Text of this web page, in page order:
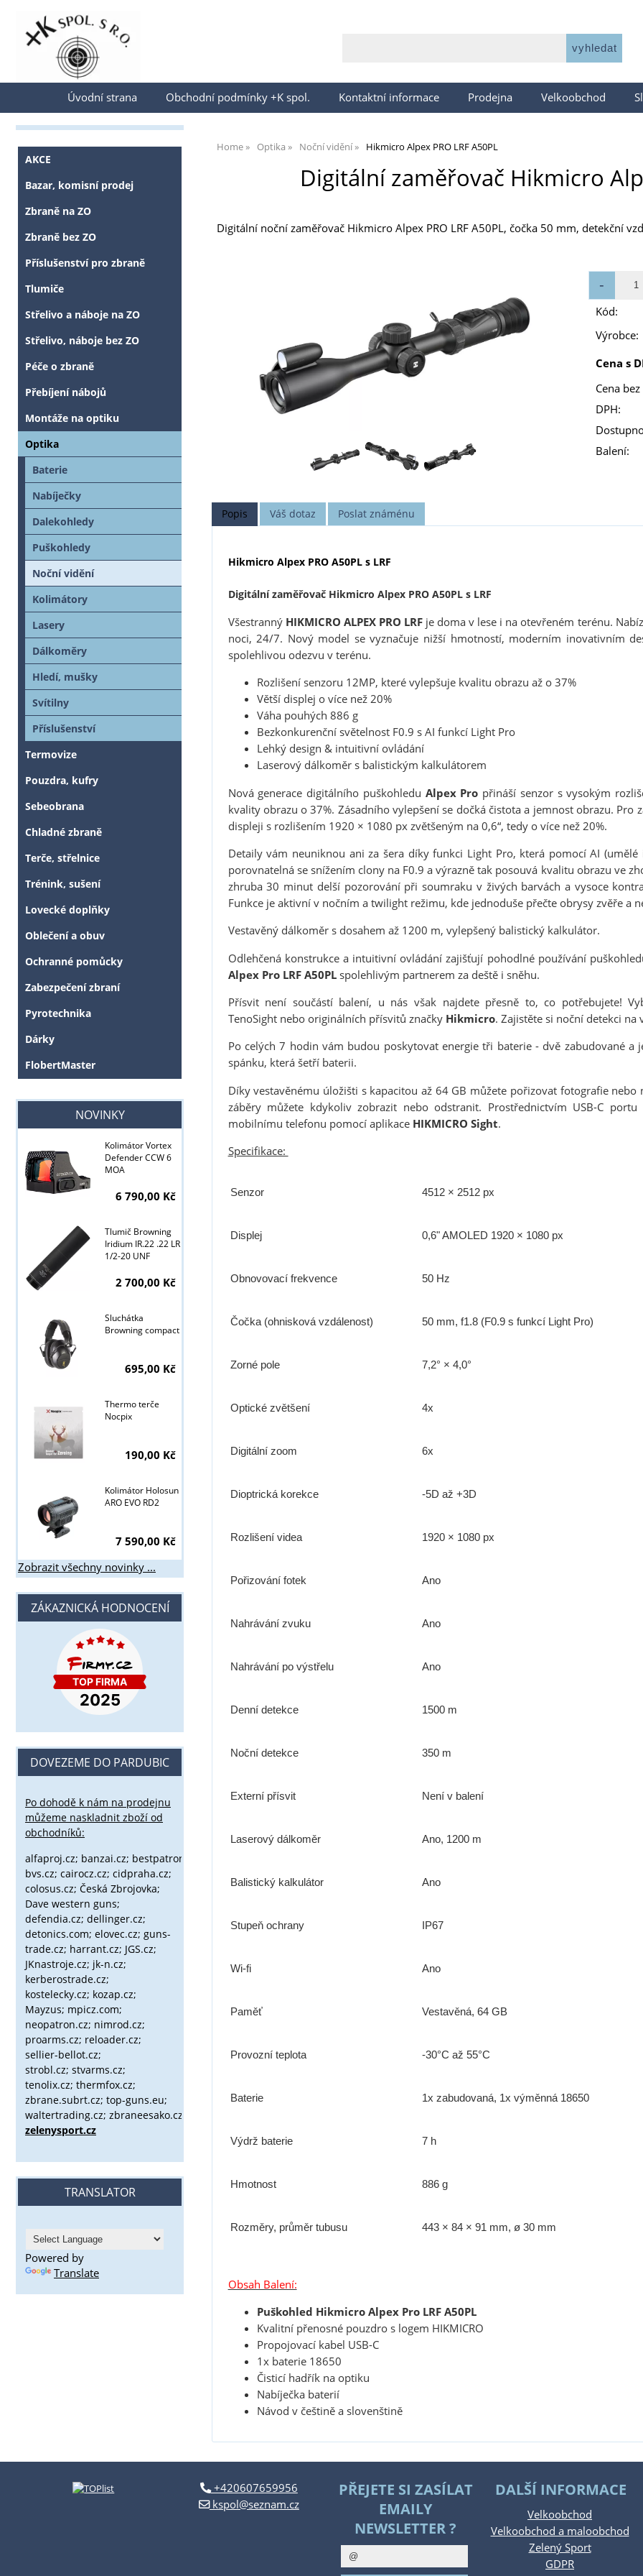
Přihlásit se
Úvodní strana Obchodní podmínky +K spol. Kontaktní informace Prodejna Velkoobchod
Home Optika Noční vidění Hikmicro Alpex PRO LRF A50PL
Digitální zaměřovač Hikmicro
Digitální noční zaměřovač Hikmicro Alpex PRO LRF A50PL, čočka 50 mm, detekční
Kód:
Výrobce:
Cena s
Cena
DPH:
Balení:
Popis Váš dotaz Poslat známénu
Hikmicro Alpex PRO A50PL s LRF
Digitální zaměřovač Hikmicro Alpex PRO A50PL s LRF
Všestranný HIKMICRO ALPEX PRO LRFje doma v lese i na otevřeném terénu.
noci, 24/7. Nový model se vyznačuje nižší hmotností, moderním inovativním
spolehlivou odezvu v terénu.
Rozlišení senzoru 12MP, které vylepšuje kvalitu obrazu až o 37%
Větší displej o více než 20%
Váha pouhých 886 g
Bezkonkurenční světelnost F0.9 s AI funkcí Light Pro
Lehký design & intuitivní ovládání
Laserový dálkoměr s balistickým kalkulátorem
Nová generace digitálního puškohledu Alpex Pro přináší senzor s vysokým
kvality obrazu o 37%. Zásadního vylepšení se dočká čistota a jemnost obrazu.
displeji s rozlišením 1920 × 1080 px zvětšeným na 0,6“, tedy o více než 20%.
Detaily vám neuniknou ani za šera díky funkci Light Pro, která pomocí AI
porovnatelná se snížením clony na F0.9 a výrazně tak posouvá kvalitu obrazu ve
zhruba 30 minut delší pozorování při soumraku v živých barvách a vysoce
Funkce je aktivní v nočním a twilight režimu, kde jednoduše přečte obrysy zvěře a
Vestavěný dálkoměr s dosahem až 1200 m, vylepšený balistický kalkulátor.
Odlehčená konstrukce a intuitivní ovládání zajišťují pohodlné používání
Alpex Pro LRF A50PLspolehlivým partnerem za deště i sněhu.
Přísvit není součástí balení, u nás však najdete přesně to, co potřebujete!
TenoSight nebo originálních přísvitů značky Hikmicro. Zajistěte si noční detekci na
Po celých 7 hodin vám budou poskytovat energie tři baterie - dvě zabudované
spánku, která šetří baterii.
Díky vestavěnému úložišti s kapacitou až 64 GB můžete pořizovat fotografie
záběry můžete kdykoliv zobrazit nebo odstranit. Prostřednictvím USB-C
mobilnímu telefonu pomocí aplikace HIKMICRO Sight.
Specifikace:
Senzor 4512 × 2512 px
Displej 0,6" AMOLED 1920 × 1080 px
Obnovovací frekvence 50 Hz
Čočka (ohnisková vzdálenost) 50 mm, f1.8 (F0.9 s funkcí Light Pro)
Zorné pole 7,2° × 4,0°
Optické zvětšení 4x
Digitální zoom 6x
Dioptrická korekce -5D až +3D
Rozlišení videa 1920 × 1080 px
Pořizování fotek Ano
Nahrávání zvuku Ano
Nahrávání po výstřelu Ano
Denní detekce 1500 m
Noční detekce 350 m
Externí přísvit Není v balení
Laserový dálkoměr Ano, 1200 m
Balistický kalkulátor Ano
Stupeň ochrany IP67
Wi-fi Ano
Paměť Vestavěná, 64 GB
Provozní teplota -30°C až 55°C
Baterie 1x zabudovaná, 1x výměnná 18650
Výdrž baterie 7 h
Hmotnost 886 g
Rozměry, průměr tubusu 443 × 84 × 91 mm, ø 30 mm
Obsah Balení:
Puškohled Hikmicro Alpex Pro LRF A50PL
Kvalitní přenosné pouzdro s logem HIKMICRO
Propojovací kabel USB-C
1x baterie 18650
Čisticí hadřík na optiku
Nabíječka baterií
Návod v češtině a slovenštině
AKCE
Bazar, komisní prodej
Zbraně na ZO
Zbraně bez ZO
Příslušenství pro zbraně
Tlumiče
Střelivo a náboje na ZO
Střelivo, náboje bez ZO
Péče o zbraně
Přebíjení nábojů
Montáže na optiku
Optika
Baterie
Nabíječky
Dalekohledy
Puškohledy
Noční vidění
Kolimátory
Lasery
Dálkoměry
Hledí, mušky
Svítilny
Příslušenství
Termovize
Pouzdra, kufry
Sebeobrana
Chladné zbraně
Terče, střelnice
Trénink, sušení
Lovecké doplňky
Oblečení a obuv
Ochranné pomůcky
Zabezpečení zbraní
Pyrotechnika
Dárky
FlobertMaster
NOVINKY
Kolimátor Vortex
Defender CCW 6
MOA
6 790,00 Kč
Tlumič Browning
Iridium IR.22 .22 LR
1/2-20 UNF
2 700,00 Kč
Sluchátka
Browning compact
695,00 Kč
Thermo terče
Nocpix
190,00 Kč
Kolimátor Holosun
ARO EVO RD2
7 590,00 Kč
Zobrazit všechny novinky ...
ZÁKAZNICKÁ HODNOCENÍ
DOVEZEME DO PARDUBIC
Po dohodě k nám na prodejnu
můžeme naskladnit zboží od
obchodníků:
alfaproj.cz; banzai.cz; bestpatron.eu;
bvs.cz; cairocz.cz; cidpraha.cz;
colosus.cz; Česká Zbrojovka;
Dave western guns;
defendia.cz; dellinger.cz;
detonics.com; elovec.cz; guns-
trade.cz; harrant.cz; JGS.cz;
JKnastroje.cz; jk-n.cz;
kerberostrade.cz;
kostelecky.cz; kozap.cz;
Mayzus; mpicz.com;
neopatron.cz; nimrod.cz;
proarms.cz; reloader.cz;
sellier-bellot.cz;
strobl.cz; stvarms.cz;
tenolix.cz; thermfox.cz;
zbrane.subrt.cz; top-guns.eu;
waltertrading.cz; zbraneesako.cz;
zelenysport.cz
TRANSLATOR
Powered by
Translate
+420607659956
kspol@seznam.cz
PŘEJETE SI ZASÍLAT
EMAILY
NEWSLETTER ?
DALŠÍ INFORMACE
Velkoobchod
Velkoobchod a maloobchod
Zelený Sport
GDPR
Tyto stránky jsou určeny pouze odborné veřejnosti od 18 let a podnikatelům v